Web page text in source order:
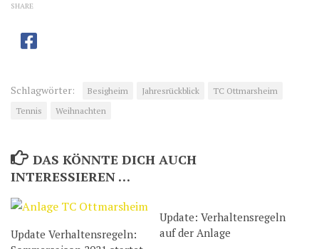
SHARE
Schlagwörter: Besigheim Jahresrückblick
TC Ottmarsheim
Tennis
Weihnachten
DAS KÖNNTE DICH AUCH
INTERESSIEREN …
Update Verhaltensregeln:
Update: Verhaltensregeln
auf der Anlage